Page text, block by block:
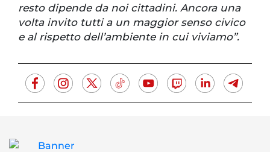
resto dipende da noi cittadini. Ancora una
volta invito tutti a un maggior senso civico
e al rispetto dell’ambiente in cui viviamo”.